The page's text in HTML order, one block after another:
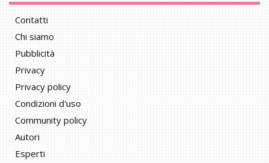
Contatti
Chi siamo
Pubblicità
Privacy
Privacy policy
Condizioni d'uso
Community policy
Autori
Esperti